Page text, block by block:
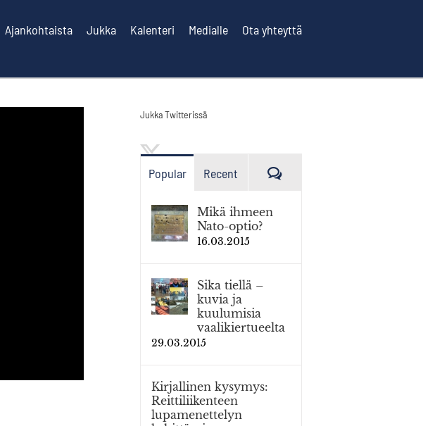
Ajankohtaista Jukka Kalenteri Medialle Ota yhteyttä
Jukka Twitterissä
Popular Recent Kommenttia
Mikä ihmeen
Nato-optio?
16.03.2015
Sika tiellä –
kuvia ja
kuulumisia
vaalikiertueelta
29.03.2015
Kirjallinen kysymys:
Reittiliikenteen
lupamenettelyn